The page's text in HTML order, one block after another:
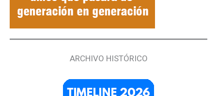
ARCHIVO HISTÓRICO